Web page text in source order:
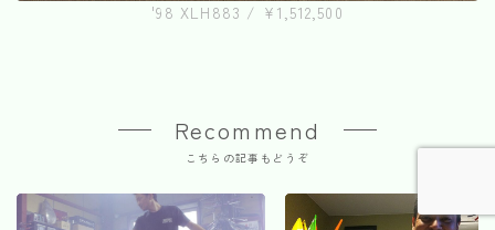
'98 XLH883 / ¥1,512,500
Recommend
こちらの記事もどうぞ